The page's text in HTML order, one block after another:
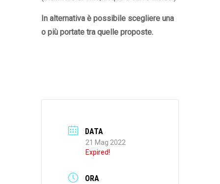
In alternativa è possibile scegliere una
o più portate tra quelle proposte.
DATA
21 Mag 2022
Expired!
ORA